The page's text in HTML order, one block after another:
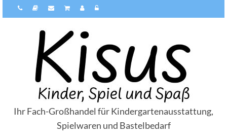
Ihr Fach-Großhandel für Kindergartenausstattung,
Spielwaren und Bastelbedarf